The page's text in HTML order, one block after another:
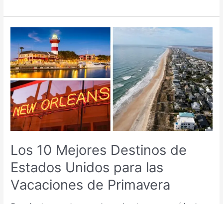
Los 10 Mejores Destinos de
Estados Unidos para las
Vacaciones de Primavera
10
Mejores
Destinos
de
Estados
Unidos
para
las
Vacaciones
Primavera